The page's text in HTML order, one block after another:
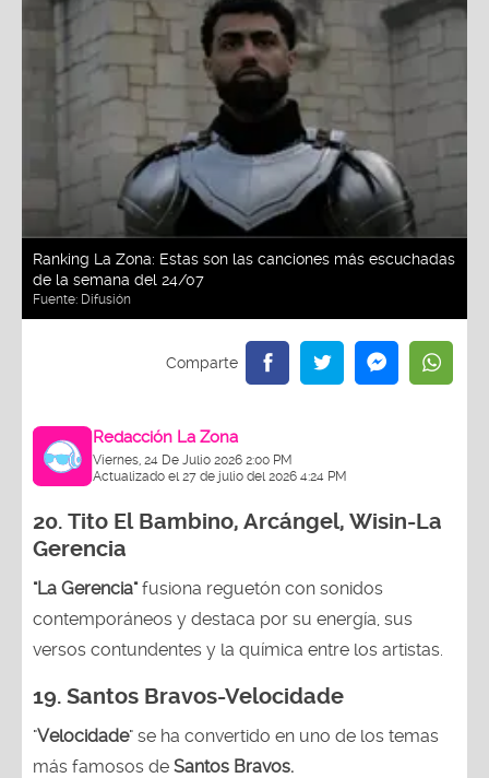
Ranking La Zona: Estas son las canciones más escuchadas
de la semana del 24/07
Fuente: Difusión
Redacción La Zona
Viernes, 24 De Julio 2026 2:00 PM
Actualizado el 27 de julio del 2026 4:24 PM
20. Tito El Bambino, Arcángel, Wisin-La
Gerencia
"La Gerencia"fusiona reguetón con sonidos
contemporáneos y destaca por su energía, sus
versos contundentes y la química entre los artistas.
19. Santos Bravos-Velocidade
"Velocidade" se ha convertido en uno de los temas
más famosos de Santos Bravos.